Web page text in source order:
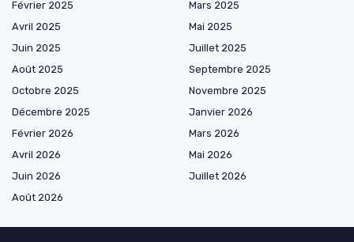
Février 2025
Mars 2025
Avril 2025
Mai 2025
Juin 2025
Juillet 2025
Août 2025
Septembre 2025
Octobre 2025
Novembre 2025
Décembre 2025
Janvier 2026
Février 2026
Mars 2026
Avril 2026
Mai 2026
Juin 2026
Juillet 2026
Août 2026